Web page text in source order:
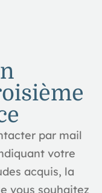
par mail
votre
acquis, la
vous souhaitez